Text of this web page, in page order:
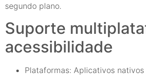
segundo plano.
Suporte
acessibilidade
Plataformas: Aplicativos nativos